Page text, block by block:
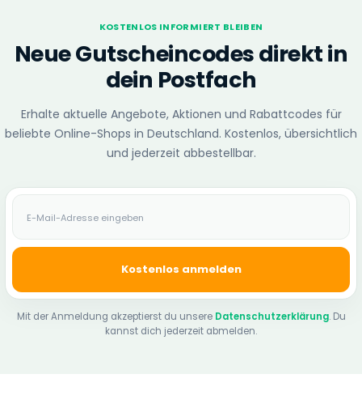
KOSTENLOS INFORMIERT BLEIBEN
Neue Gutscheincodes direkt in
dein Postfach
Erhalte aktuelle Angebote, Aktionen und Rabattcodes für
beliebte Online-Shops in Deutschland. Kostenlos, übersichtlich
und jederzeit abbestellbar.
E-Mail-Adresse
Kostenlos anmelden
Mit der Anmeldung akzeptierst du unsere Datenschutzerklärung. Du
kannst dich jederzeit abmelden.